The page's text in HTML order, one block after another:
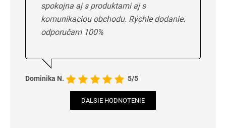
spokojna aj s produktami aj s
komunikaciou obchodu. Rýchle dodanie.
odporučam 100%
Dominika N. 5/5
DALSIE HODNOTENIE